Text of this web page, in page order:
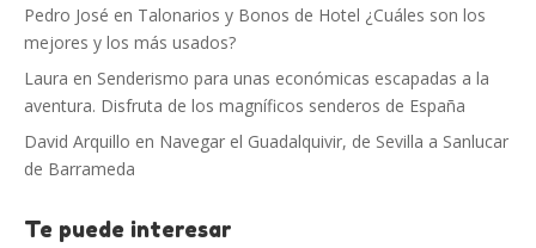
Pedro José en Talonarios y Bonos de Hotel ¿Cuáles son los
mejores y los más usados?
Laura en Senderismo para unas económicas escapadas a la
aventura. Disfruta de los magníficos senderos de España
David Arquillo en Navegar el Guadalquivir, de Sevilla a Sanlucar
de Barrameda
Te puede interesar